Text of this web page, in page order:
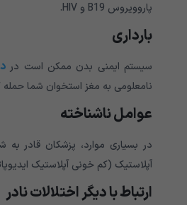
پاروویروس B19 و HIV.
بارداری
سیستم ایمنی بدن ممکن است در
نامعلومی به مغز استخوان شما حمله
عوامل ناشناخته
در بسیاری موارد، پزشکان قادر
آپلاستیک (کم خونی آپلاستیک
ارتباط با دیگر اختلالات نادر